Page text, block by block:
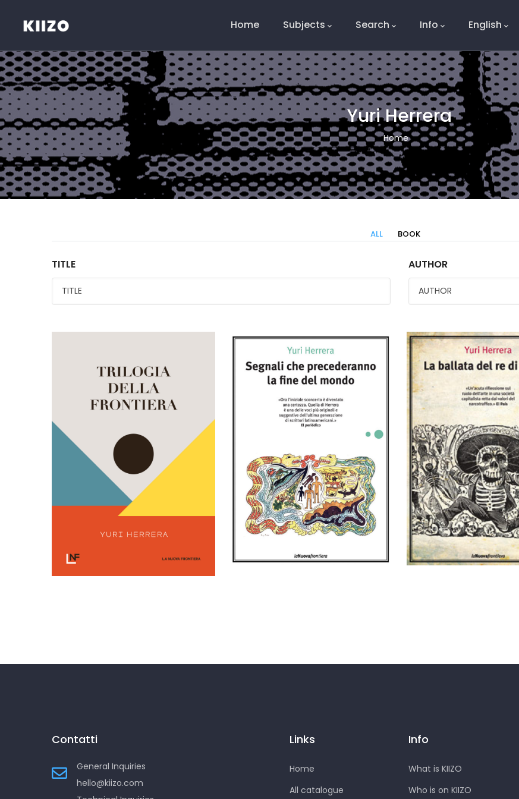
Menú
Home Subjects Search Info English
Yuri Herrera
Breadcrumb
Home
ALL BOOK
TITLE AUTHOR
Segnali che
precederanno la fine del
mondo
La ballata del re di
denari
Contatti
General Inquiries
hello@kiizo.com
Links
Home
All catalogue
Info
What is KIIZO
Who is on KIIZO